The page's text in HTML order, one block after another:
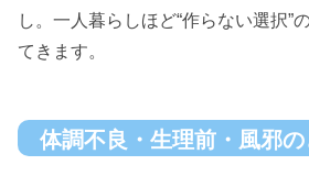
し。一人暮らしほど“作らない選択”
てきます。
体調不良・生理前・風邪の